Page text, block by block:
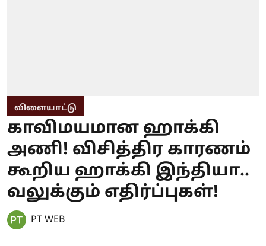
விளையாட்டு
காவிமயமான ஹாக்கி
அணி! விசித்திர காரணம்
கூறிய ஹாக்கி இந்தியா..
வலுக்கும் எதிர்ப்புகள்!
PT WEB